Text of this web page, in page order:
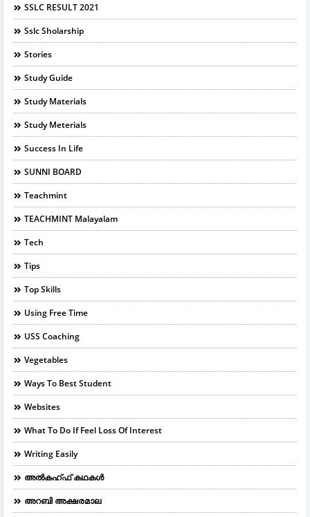
SSLC RESULT 2021
Sslc Sholarship
Stories
Study Guide
Study Materials
Study Meterials
Success In Life
SUNNI BOARD
Teachmint
TEACHMINT Malayalam
Tech
Tips
Top Skills
Using Free Time
USS Coaching
Vegetables
Ways To Best Student
Websites
What To Do If Feel Loss Of Interest
Writing Easily
അൽകഹ്ഫ് കഥകൾ
അറബി അക്ഷരമാല